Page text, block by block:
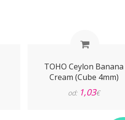
TOHO Ceylon Banana
Cream (Cube 4mm)
od: 1,03€